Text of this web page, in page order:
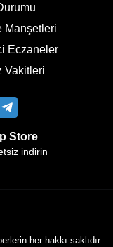
Manşetleri
Eczaneler
Vakitleri
Store
indirin
her hakkı saklıdır.